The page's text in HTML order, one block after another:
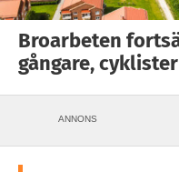
Broarbeten
gångare,
ANNONS